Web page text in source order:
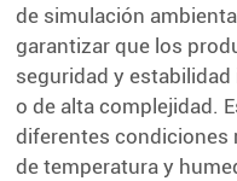
de simulación
garantizar que los
seguridad y
o de alta complejidad.
diferentes condiciones
de temperatura y